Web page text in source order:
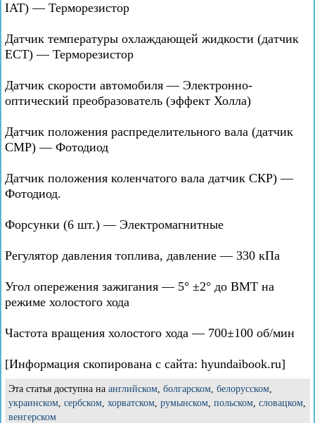
IAT) — Терморезистор
Датчик температуры охлаждающей жидкости (датчик
ЕСТ) — Терморезистор
Датчик скорости автомобиля — Электронно-
оптический преобразователь (эффект Холла)
Датчик положения распределительного вала (датчик
СМР) — Фотодиод
Датчик положения коленчатого вала датчик СКР) —
Фотодиод.
Форсунки (6 шт.) — Электромагнитные
Регулятор давления топлива, давление — 330 кПа
Угол опережения зажигания — 5° ±2° до ВМТ на
режиме холостого хода
Частота вращения холостого хода — 700±100 об/мин
[Информация скопирована с сайта: hyundaibook.ru]
Эта статья доступна на английском, болгарском, белорусском,
украинском, сербском, хорватском, румынском, польском, словацком,
венгерском